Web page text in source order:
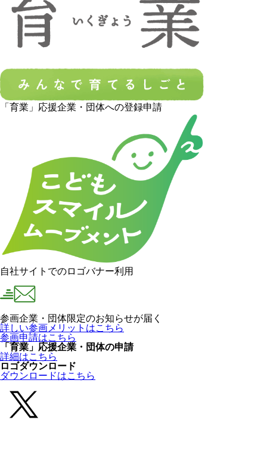
「育業」応援企業・団体への登録申請
自社サイトでのロゴバナー利用
参画企業・団体限定のお知らせが届く
詳しい参画メリットはこちら
参画申請はこちら
「育業」応援企業・団体の申請
詳細はこちら
ロゴダウンロード
ダウンロードはこちら